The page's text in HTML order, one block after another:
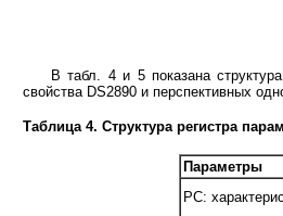
В табл. 4 и 5 показана структура
свойства DS2890 и перспективных
Таблица 4. Структура регистра
Параметры
PC: